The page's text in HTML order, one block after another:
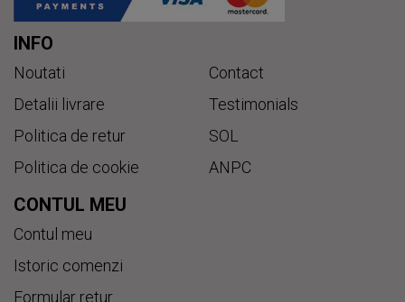
INFO
Noutati
Detalii livrare
Politica de retur
Politica de cookie
Contact
Testimonials
SOL
ANPC
CONTUL MEU
Contul meu
Istoric comenzi
Formular retur